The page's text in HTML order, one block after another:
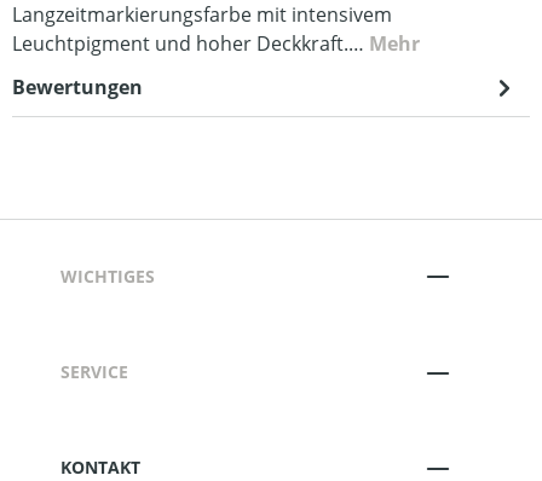
Langzeitmarkierungsfarbe mit intensivem
Leuchtpigment und hoher Deckkraft.… Mehr
Bewertungen
WICHTIGES
SERVICE
KONTAKT